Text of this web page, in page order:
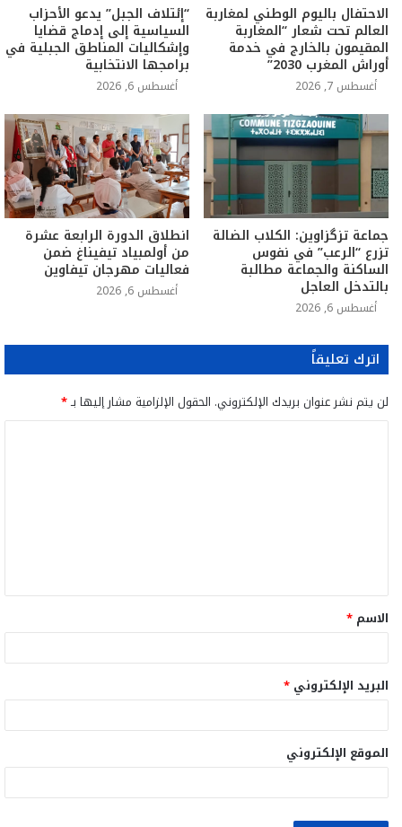
الاحتفال باليوم الوطني لمغاربة
العالم تحت شعار “المغاربة
المقيمون بالخارج في خدمة
أوراش المغرب 2030”
أغسطس 7, 2026
“إئتلاف الجبل” يدعو الأحزاب
السياسية إلى إدماج قضايا
وإشكاليات المناطق الجبلية في
برامجها الانتخابية
أغسطس 6, 2026
جماعة تزگزاوين: الكلاب الضالة
تزرع “الرعب” في نفوس
الساكنة والجماعة مطالبة
بالتدخل العاجل
أغسطس 6, 2026
انطلاق الدورة الرابعة عشرة
من أولمبياد تيفيناغ ضمن
فعاليات مهرجان تيفاوين
أغسطس 6, 2026
اترك تعليقاً
لن يتم نشر عنوان بريدك الإلكتروني. الحقول الإلزامية مشار إليها بـ*
ق
*
الاسم *
البريد الإلكتروني *
الموقع الإلكتروني